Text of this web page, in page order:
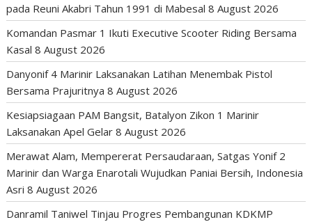
pada Reuni Akabri Tahun 1991 di Mabesal 8 August 2026
Komandan Pasmar 1 Ikuti Executive Scooter Riding Bersama
Kasal 8 August 2026
Danyonif 4 Marinir Laksanakan Latihan Menembak Pistol
Bersama Prajuritnya 8 August 2026
Kesiapsiagaan PAM Bangsit, Batalyon Zikon 1 Marinir
Laksanakan Apel Gelar 8 August 2026
Merawat Alam, Mempererat Persaudaraan, Satgas Yonif 2
Marinir dan Warga Enarotali Wujudkan Paniai Bersih, Indonesia
Asri 8 August 2026
Danramil Taniwel Tinjau Progres Pembangunan KDKMP